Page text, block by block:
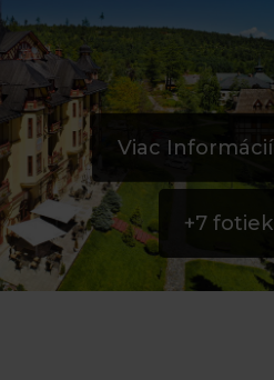
Viac Informácií
+7 fotiek